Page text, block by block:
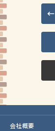
会社概要